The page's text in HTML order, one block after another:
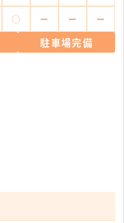
◯ ー ー ー
駐車場完備